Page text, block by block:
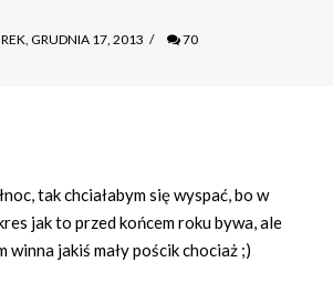
GRUDNIA 17, 2013 / 70
tak chciałabym się wyspać, bo w
jak to przed końcem roku bywa, ale
winna jakiś mały pościk chociaż ;)